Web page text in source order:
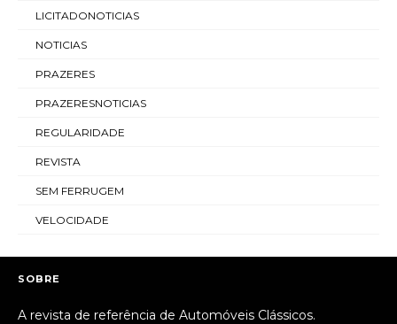
LICITADONOTICIAS
NOTICIAS
PRAZERES
PRAZERESNOTICIAS
REGULARIDADE
REVISTA
SEM FERRUGEM
VELOCIDADE
SOBRE
A revista de referência de Automóveis Clássicos.